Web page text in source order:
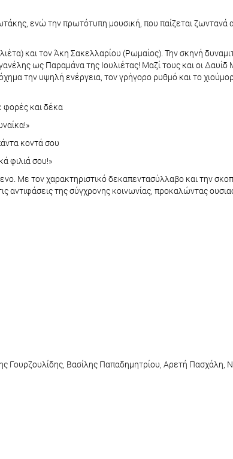
ενώ την πρωτότυπη μουσική, που παίζεται ζωντανά
και τον Άκη Σακελλαρίου (Ρωμαίος). Την σκηνή
ως Παραμάνα της Ιουλιέτας! Μαζί τους και οι Δαυίδ
την υψηλή ενέργεια, τον γρήγορο ρυθμό και το
φορές και δέκα
κοντά σου
φιλιά σου!»
Με τον χαρακτηριστικό δεκαπεντασύλλαβο και την
αντιφάσεις της σύγχρονης κοινωνίας, προκαλώντας
Γουρζουλίδης, Βασίλης Παπαδημητρίου, Αρετή Πασχάλη,